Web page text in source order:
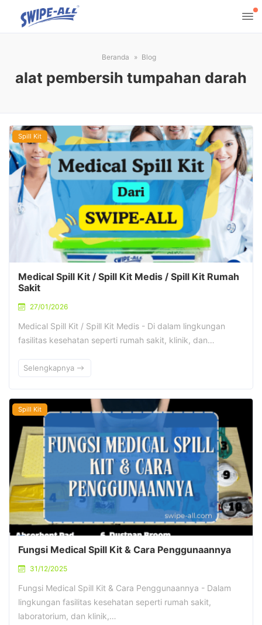
Beranda Blog
alat pembersih tumpahan darah
Spill Kit
Medical Spill Kit / Spill Kit Medis / Spill Kit Rumah
Sakit
27/01/2026
Medical Spill Kit / Spill Kit Medis - Di dalam lingkungan
fasilitas kesehatan seperti rumah sakit, klinik, dan…
Selengkapnya
Spill Kit
Fungsi Medical Spill Kit & Cara Penggunaannya
31/12/2025
Fungsi Medical Spill Kit & Cara Penggunaannya - Dalam
lingkungan fasilitas kesehatan seperti rumah sakit,
laboratorium, dan klinik,…